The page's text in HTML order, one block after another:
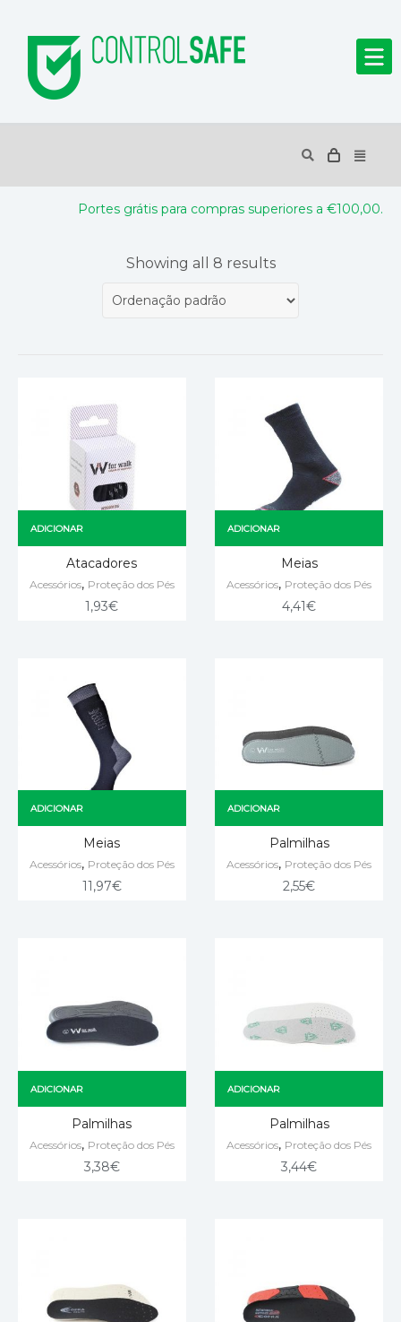
Portes grátis para compras superiores a €100,00.
Showing all 8 results
ADICIONAR
Atacadores
Acessórios, Proteção dos Pés
1,93€
ADICIONAR
Meias
Acessórios, Proteção dos Pés
4,41€
ADICIONAR
Meias
Acessórios, Proteção dos Pés
11,97€
ADICIONAR
Palmilhas
Acessórios, Proteção dos Pés
2,55€
ADICIONAR
Palmilhas
Acessórios, Proteção dos Pés
3,38€
ADICIONAR
Palmilhas
Acessórios, Proteção dos Pés
3,44€